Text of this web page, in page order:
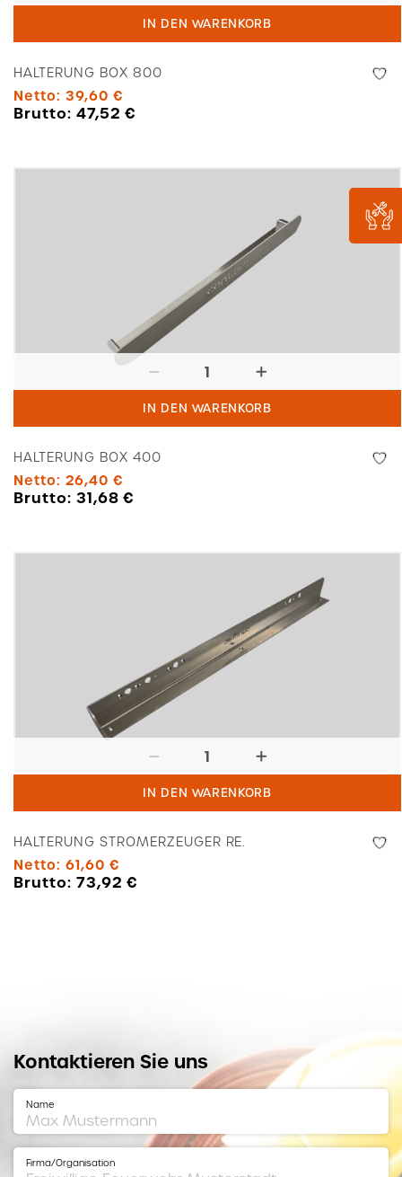
Box
IN DEN WARENKORB
HALTERUNG BOX 800
Netto: 39,60 €
Brutto: 47,52€
Box
IN DEN WARENKORB
HALTERUNG BOX 400
Netto: 26,40 €
Brutto: 31,68€
Stromerzeuger
IN DEN WARENKORB
HALTERUNG STROMERZEUGER RE.
Netto: 61,60 €
Brutto: 73,92€
Kontaktieren Sie uns
Name
Firma/Organisation